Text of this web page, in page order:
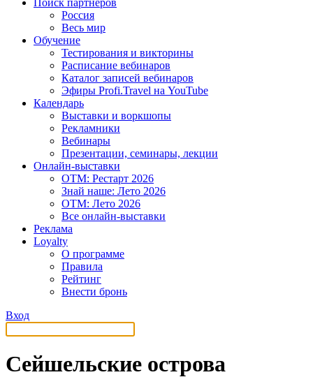
Поиск партнёров
Россия
Весь мир
Обучение
Тестирования и викторины
Расписание вебинаров
Каталог записей вебинаров
Эфиры Profi.Travel на YouTube
Календарь
Выставки и воркшопы
Рекламники
Вебинары
Презентации, семинары, лекции
Онлайн-выставки
OTM: Рестарт 2026
Знай наше: Лето 2026
OTM: Лето 2026
Все онлайн-выставки
Реклама
Loyalty
О программе
Правила
Рейтинг
Внести бронь
Вход
Сейшельские острова